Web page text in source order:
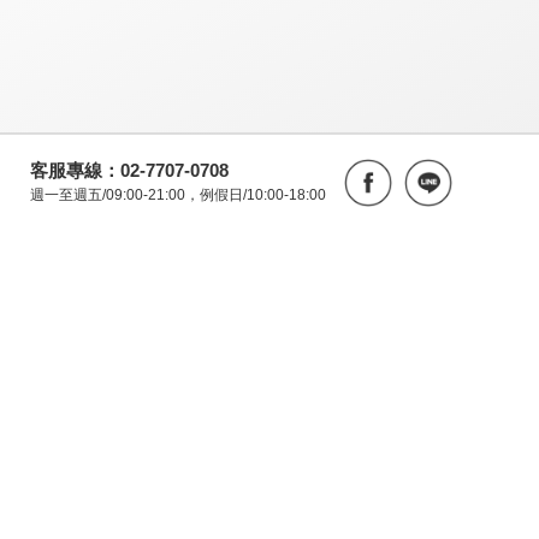
客服專線：02-7707-0708
週一至週五/09:00-21:00，例假日/10:00-18:00